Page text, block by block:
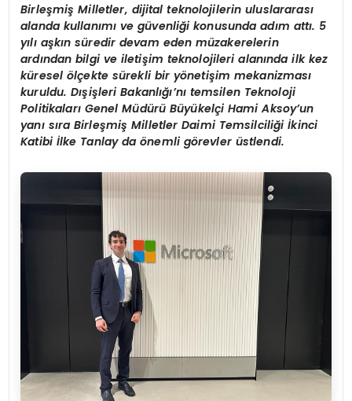
Birleşmiş Milletler, dijital teknolojilerin uluslararası
alanda kullanımı ve güvenliği konusunda adım attı. 5
yılı aşkın süredir devam eden müzakerelerin
ardından bilgi ve iletişim teknolojileri alanında ilk kez
küresel ölçekte sürekli bir yönetişim mekanizması
kuruldu. Dışişleri Bakanlığı’nı temsilen Teknoloji
Politikaları Genel Müdürü Büyükelçi Hami Aksoy’un
yanı sıra Birleşmiş Milletler Daimi Temsilciliği İkinci
Katibi İlke Tanlay da önemli görevler üstlendi.